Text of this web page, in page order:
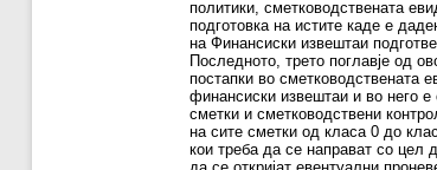
политики, сметководствената
подготовка на истите каде е
на Финансиски извештаи
Последното, трето поглавје од
постапки во сметководствената
финансиски извештаи и во него
сметки и сметководствени
на сите сметки од класа 0 до
кои треба да се направат со цел